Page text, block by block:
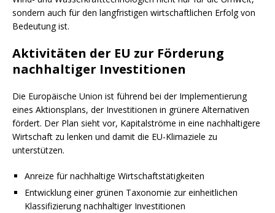
sondern auch für den langfristigen wirtschaftlichen Erfolg von
Bedeutung ist.
Aktivitäten der EU zur Förderung
nachhaltiger Investitionen
Die Europäische Union ist führend bei der Implementierung
eines Aktionsplans, der Investitionen in grünere Alternativen
fördert. Der Plan sieht vor, Kapitalströme in eine nachhaltigere
Wirtschaft zu lenken und damit die EU-Klimaziele zu
unterstützen.
Anreize für nachhaltige Wirtschaftstätigkeiten
Entwicklung einer grünen Taxonomie zur einheitlichen
Klassifizierung nachhaltiger Investitionen